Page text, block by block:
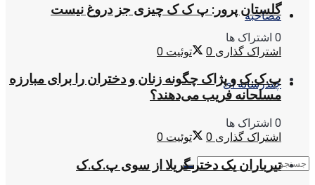
مصاحبه
چندرسانه ای
گلستان پرور: پ ک ک چیزی جز دروغ نیست
0 اشتراک ها
اشتراک گذاری 0 توئیت 0
پ.ک.ک و پژاک چگونه زنان و دختران را برای مبارزه
مسلحانه فریب می‌دهند؟
0 اشتراک ها
اشتراک گذاری 0 توئیت 0
تیرباران یک دختر گریلا از سوی پ.ک.ک